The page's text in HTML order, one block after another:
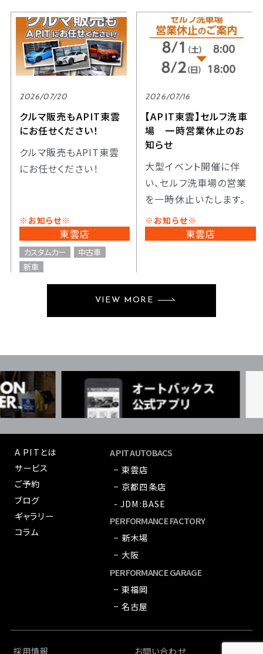
2026/07/20
クルマ販売もAPIT東雲
にお任せください！
クルマ販売もAPIT東雲
にお任せください！
※お知らせ※
東雲店
カスタムカー
中古車
新車
2026/07/16
【APIT東雲】セルフ洗車
場 一時営業休止のお
知らせ
大型イベント開催に伴
い、セルフ洗車場の営業
を一時休止いたします。
※お知らせ※
東雲店
VIEW MORE
A PITとは
サービス
ご予約
ブログ
ギャラリー
コラム
A PIT AUTOBACS
− 東雲店
− 京都四条店
- JDM:BASE
PERFORMANCE FACTORY
− 新木場
− 大阪
PERFORMANCE GARAGE
− 東福岡
− 名古屋
採用情報 お問い合わせ